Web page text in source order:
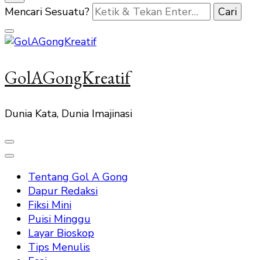
Mencari Sesuatu?
GolAGongKreatif
Dunia Kata, Dunia Imajinasi
Tentang Gol A Gong
Dapur Redaksi
Fiksi Mini
Puisi Minggu
Layar Bioskop
Tips Menulis